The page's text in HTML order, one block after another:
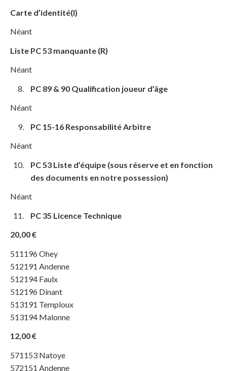
Carte d’identité(I)
Néant
Liste PC 53 manquante (R)
Néant
PC 89 & 90 Qualification joueur d’âge
Néant
PC 15-16 Responsabilité Arbitre
Néant
PC 53 Liste d’équipe (sous réserve et en fonction
des documents en notre possession)
Néant
PC 35 Licence Technique
20,00 €
511196 Ohey
512191 Andenne
512194 Faulx
512196 Dinant
513191 Temploux
513194 Malonne
12,00 €
571153 Natoye
572151 Andenne